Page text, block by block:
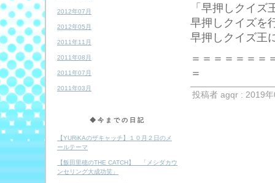
2012年07月
2012年05月
2011年11月
2011年08月
2011年07月
2011年03月
◆今までの日記
【YURiKAのザキャッチ】１０月２日のメ
ールテーマ
【飯田里穂のTHE CATCH】 「メシダカウ
ンセリング大成功笑」
「早押しクイズ
早押しクイズを
早押しクイズ王
＝＝＝＝＝＝＝
＝
投稿者 agqr : 2019